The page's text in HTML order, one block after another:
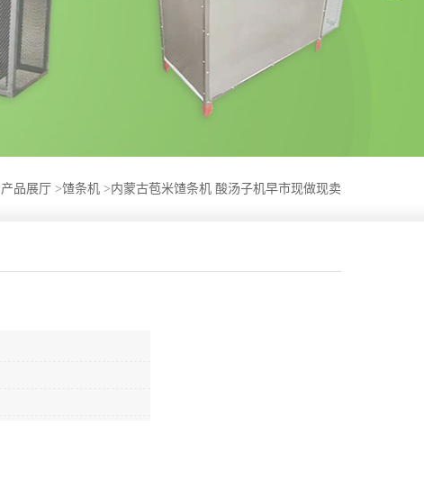
产品展厅 >馇条机 >内蒙古苞米馇条机 酸汤子机早市现做现卖